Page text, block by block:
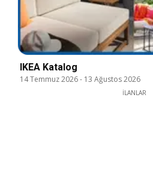
IKEA Katalog
14 Temmuz 2026- 13 Ağustos 2026
İLANLAR